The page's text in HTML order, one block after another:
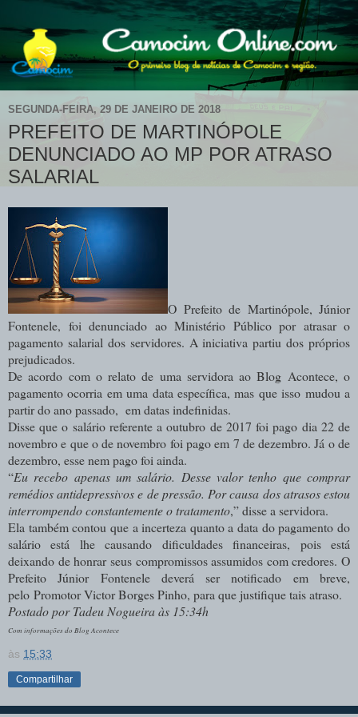
SEGUNDA-FEIRA, 29 DE JANEIRO DE 2018
PREFEITO DE MARTINÓPOLE
DENUNCIADO AO MP POR ATRASO
SALARIAL
O Prefeito de Martinópole, Júnior
Fontenele, foi denunciado ao Ministério Público por atrasar o
pagamento salarial dos servidores. A iniciativa partiu dos próprios
prejudicados.
De acordo com o relato de uma servidora ao Blog Acontece, o
pagamento ocorria em uma data específica, mas que isso mudou a
partir do ano passado, em datas indefinidas.
Disse que o salário referente a outubro de 2017 foi pago dia 22 de
novembro e que o de novembro foi pago em 7 de dezembro. Já o de
dezembro, esse nem pago foi ainda.
“Eu recebo apenas um salário. Desse valor tenho que comprar
remédios antidepressivos e de pressão. Por causa dos atrasos estou
interrompendo constantemente o tratamento,” disse a servidora.
Ela também contou que a incerteza quanto a data do pagamento do
salário está lhe causando dificuldades financeiras, pois está
deixando de honrar seus compromissos assumidos com credores. O
Prefeito Júnior Fontenele deverá ser notificado em breve,
pelo Promotor Victor Borges Pinho, para que justifique tais atraso.
Postado por Tadeu Nogueira às 15:34h
Com informações do Blog Acontece
às 15:33
Compartilhar